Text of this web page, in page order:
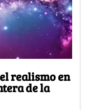
realismo en
de la